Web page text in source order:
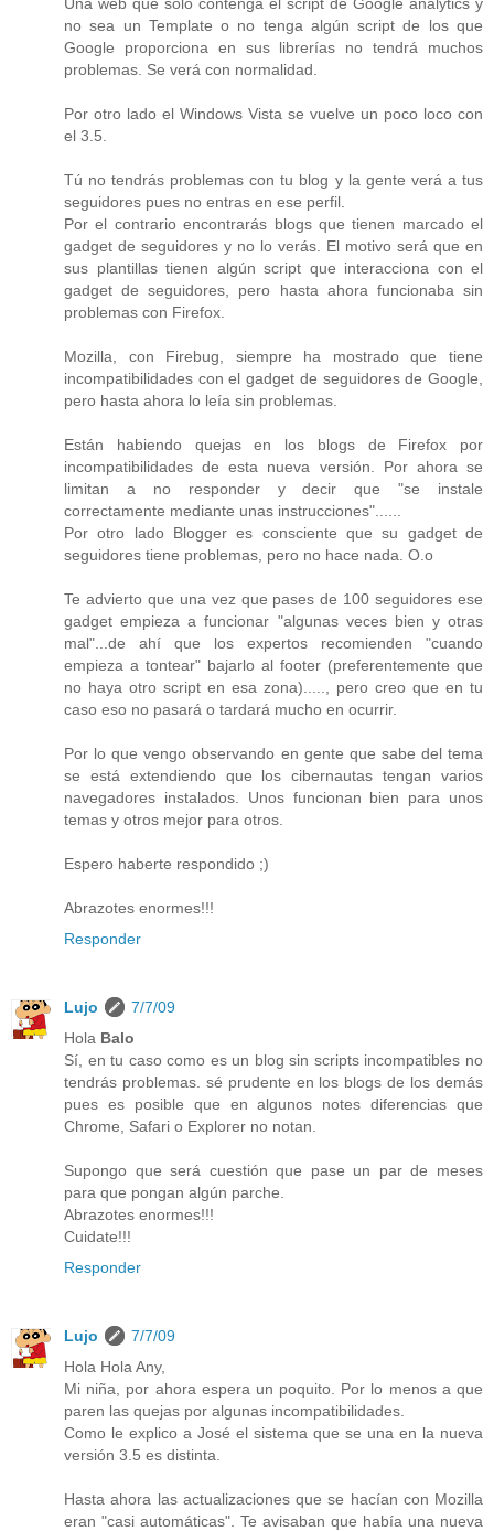
no sea un Template o no tenga algún script de los que
Google proporciona en sus librerías no tendrá muchos
problemas. Se verá con normalidad.
Por otro lado el Windows Vista se vuelve un poco loco con
el 3.5.
Tú no tendrás problemas con tu blog y la gente verá a tus
seguidores pues no entras en ese perfil.
Por el contrario encontrarás blogs que tienen marcado el
gadget de seguidores y no lo verás. El motivo será que en
sus plantillas tienen algún script que interacciona con el
gadget de seguidores, pero hasta ahora funcionaba sin
problemas con Firefox.
Mozilla, con Firebug, siempre ha mostrado que tiene
incompatibilidades con el gadget de seguidores de Google,
pero hasta ahora lo leía sin problemas.
Están habiendo quejas en los blogs de Firefox por
incompatibilidades de esta nueva versión. Por ahora se
limitan a no responder y decir que "se instale
correctamente mediante unas instrucciones"......
Por otro lado Blogger es consciente que su gadget de
seguidores tiene problemas, pero no hace nada. O.o
Te advierto que una vez que pases de 100 seguidores ese
gadget empieza a funcionar "algunas veces bien y otras
mal"...de ahí que los expertos recomienden "cuando
empieza a tontear" bajarlo al footer (preferentemente que
no haya otro script en esa zona)....., pero creo que en tu
caso eso no pasará o tardará mucho en ocurrir.
Por lo que vengo observando en gente que sabe del tema
se está extendiendo que los cibernautas tengan varios
navegadores instalados. Unos funcionan bien para unos
temas y otros mejor para otros.
Espero haberte respondido ;)
Abrazotes enormes!!!
Responder
Lujo
7/7/09
Hola Balo
Sí, en tu caso como es un blog sin scripts incompatibles no
tendrás problemas. sé prudente en los blogs de los demás
pues es posible que en algunos notes diferencias que
Chrome, Safari o Explorer no notan.
Supongo que será cuestión que pase un par de meses
para que pongan algún parche.
Abrazotes enormes!!!
Cuidate!!!
Responder
Lujo
7/7/09
Hola Hola Any,
Mi niña, por ahora espera un poquito. Por lo menos a que
paren las quejas por algunas incompatibilidades.
Como le explico a José el sistema que se una en la nueva
versión 3.5 es distinta.
Hasta ahora las actualizaciones que se hacían con Mozilla
eran "casi automáticas". Te avisaban que había una nueva